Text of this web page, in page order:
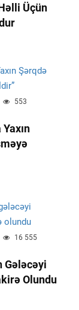
Üçün
553
16 555
Gələcəyi
Olundu